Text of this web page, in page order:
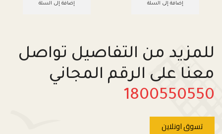
إضافة إلى السلة إضافة إلى السلة
للمزيد من التفاصيل تواصل
معنا على الرقم المجاني
1800550550
تسوق اونلاين